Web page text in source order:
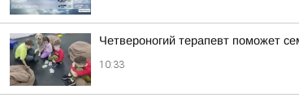
Четвероногий терапевт поможет
10:33